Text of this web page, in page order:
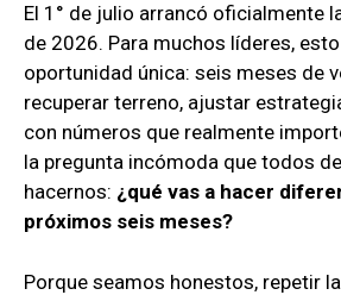
El 1° de julio arrancó oficialmente
de 2026. Para muchos líderes,
oportunidad única: seis meses de
recuperar terreno, ajustar
con números que realmente
la pregunta incómoda que todos
hacernos: ¿qué vas a hacer
próximos seis meses?
Porque seamos honestos, repetir